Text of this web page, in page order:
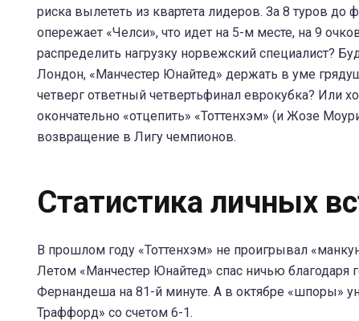
риска вылететь из квартета лидеров. За 8 туров
опережает «Челси», что идет на 5-м месте, на 9
распределить нагрузку норвежский специалист?
Лондон, «Манчестер Юнайтед» держать в уме
четверг ответный четвертьфинал еврокубка? Или
окончательно «отцепить» «Тоттенхэм» (и Жозе
возвращение в Лигу чемпионов.
Статистика личных
В прошлом году «Тоттенхэм» не проигрывал
Летом «Манчестер Юнайтед» спас ничью благодаря
Фернандеша на 81-й минуте. А в октябре «шпоры»
Траффорд» со счетом 6-1.